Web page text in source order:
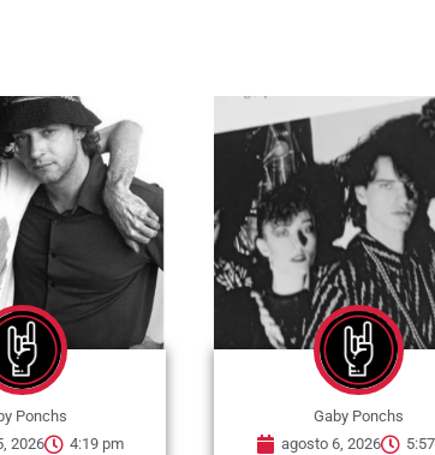
Ponchs
2026
4:19 pm
Gaby Ponchs
agosto 6, 2026